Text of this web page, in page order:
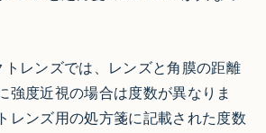
レンズでは、レンズと角膜の距離
強度近視の場合は度数が異なりま
レンズ用の処方箋に記載された度数